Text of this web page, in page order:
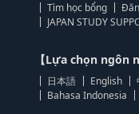
Tìm học bổng
JAPAN STUDY
【Lựa chọn ngôn
日本語 English
Bahasa Indonesia